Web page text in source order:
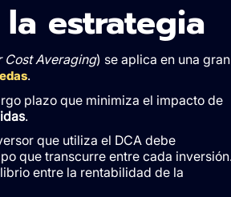
estrategia
Cost Averaging) se aplica en una gran
.
plazo que minimiza el impacto de
.
que utiliza el DCA debe
que transcurre entre cada
entre la rentabilidad de la